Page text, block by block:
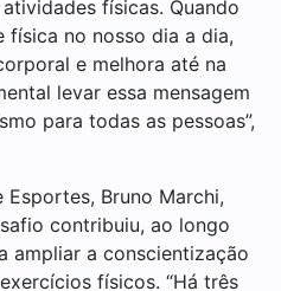
físicas. Quando
física no nosso dia a dia,
e melhora até na
levar essa mensagem
para todas as pessoas”,
Bruno Marchi,
contribuiu, ao longo
ampliar a conscientização
físicos. “Há três